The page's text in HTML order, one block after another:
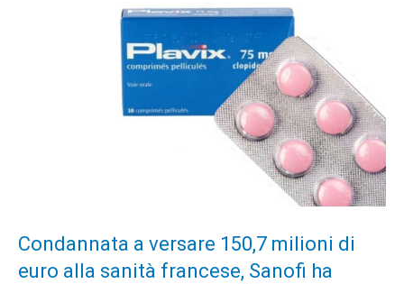
Condannata a versare 150,7 milioni di
euro alla sanità francese, Sanofi ha